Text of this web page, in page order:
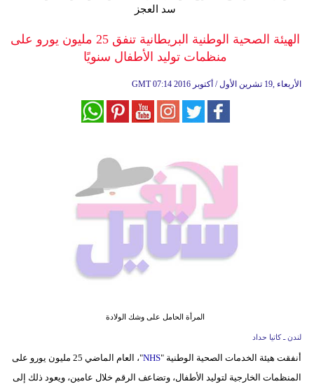
سياحة
سد العجز
الهيئة الصحية الوطنية البريطانية تنفق 25 مليون يورو على
منظمات توليد الأطفال سنويًا
GMT 07:14 2016 الأربعاء ,19 تشرين الأول / أكتوبر
المرأة الحامل على وشك الولادة
لندن ـ كاتيا حداد
أنفقت هيئة الخدمات الصحية الوطنية "NHS
"، العام الماضي 25 مليون يورو على
المنظمات الخارجية لتوليد الأطفال، وتضاعف الرقم خلال عامين، ويعود ذلك إلى